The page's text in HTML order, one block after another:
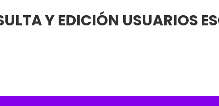
Y EDICIÓN USUARIOS